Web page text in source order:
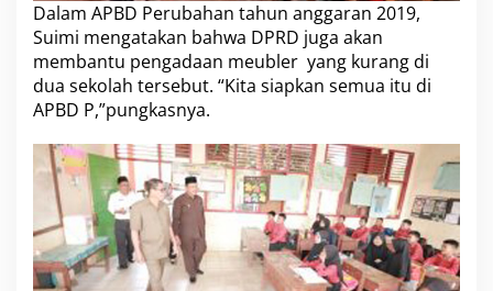
Dalam APBD Perubahan tahun anggaran 2019,
Suimi mengatakan bahwa DPRD juga akan
membantu pengadaan meubler yang kurang di
dua sekolah tersebut. “Kita siapkan semua itu di
APBD P,”pungkasnya.